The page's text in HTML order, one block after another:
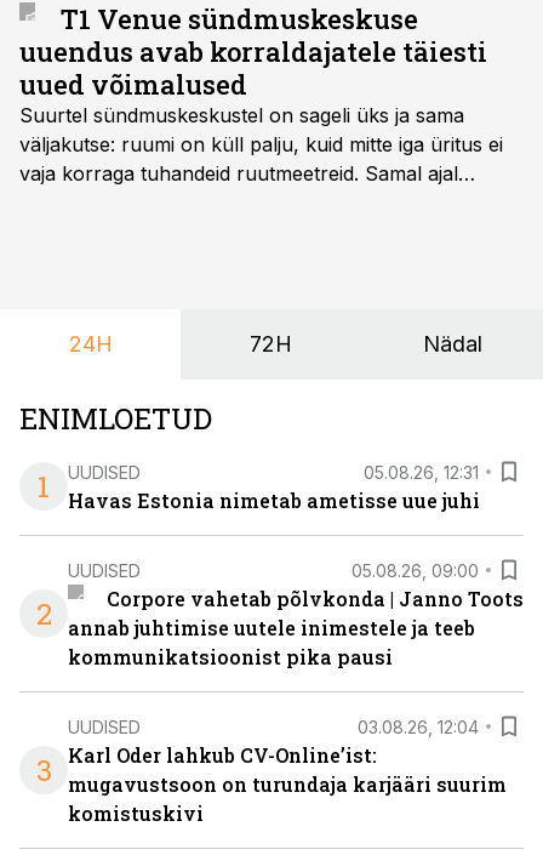
T1 Venue sündmuskeskuse
uuendus avab korraldajatele täiesti
uued võimalused
Suurtel sündmuskeskustel on sageli üks ja sama
väljakutse: ruumi on küll palju, kuid mitte iga üritus ei
vaja korraga tuhandeid ruutmeetreid. Samal ajal
nendele vajadustele vastanud uuendusega, mis pakub
24H 72H Nädal
ENIMLOETUD
1
UUDISED 05.08.26, 12:31
Havas Estonia nimetab ametisse uue juhi
2
UUDISED 05.08.26, 09:00
Corpore vahetab põlvkonda | Janno Toots
annab juhtimise uutele inimestele ja teeb
kommunikatsioonist pika pausi
3
UUDISED 03.08.26, 12:04
Karl Oder lahkub CV-Online’ist:
mugavustsoon on turundaja karjääri suurim
komistuskivi